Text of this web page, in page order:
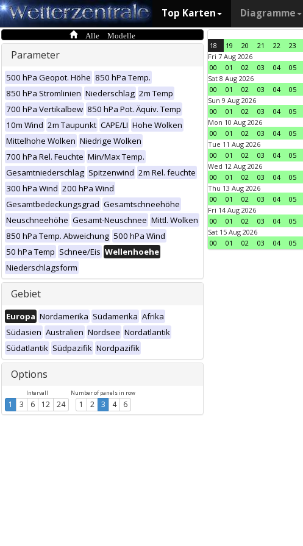
Top Karten Diagramme
Alle Modelle
Parameter
500 hPa Geopot. Höhe 850 hPa Temp.
850 hPa Stromlinien Niederschlag 2m Temp
700 hPa Vertikalbew 850 hPa Pot. Äquiv. Temp
10m Wind 2m Taupunkt CAPE/LI Hohe Wolken
Mittelhohe Wolken Niedrige Wolken
700 hPa Rel. Feuchte Min/Max Temp.
Gesamtniederschlag Spitzenwind 2m Rel. feuchte
300 hPa Wind 200 hPa Wind
Gesamtbedeckungsgrad Gesamtschneehöhe
Neuschneehöhe Gesamt-Neuschnee Mittl. Wolken
850 hPa Temp. Abweichung 500 hPa Wind
50 hPa Temp Schnee/Eis Wellenhoehe
Niederschlagsform
Gebiet
Europa Nordamerika Südamerika Afrika
Südasien Australien Nordsee Nordatlantik
Südatlantik Südpazifik Nordpazifik
Options
Intervall
1 3 6 12 24
Number of panels in row
1 2 3 4 6
18 19 20 21 22 23
Fri 7 Aug 2026
00
01 02 03 04 05
Sat 8 Aug 2026
00
01 02 03 04 05
Sun 9 Aug 2026
00
01 02 03 04 05
Mon 10 Aug 2026
00
01 02 03 04 05
Tue 11 Aug 2026
00
01 02 03 04 05
Wed 12 Aug 2026
00
01 02 03 04 05
Thu 13 Aug 2026
00
01 02 03 04 05
Fri 14 Aug 2026
00
01 02 03 04 05
Sat 15 Aug 2026
00
01 02 03 04 05